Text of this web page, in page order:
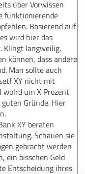
über Vorwissen
funktionierende
Basierend auf
wird hier das
Klingt langweilig,
können, dass andere
Man sollte auch
XY nicht mit
wolrd um X Prozent
Gründe. Hier
XY beraten
Schauen sie
gebracht werden
ein bisschen Geld
Entscheidung ihres